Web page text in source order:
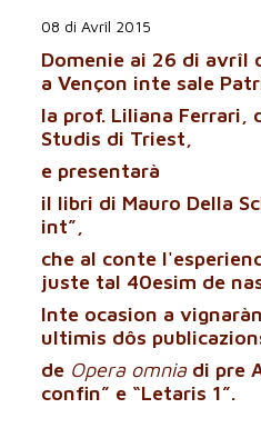
08 di Avrîl 2015
Domenie ai 26 di avrîl
a Vençon inte sale
la prof. Liliana Ferrari
Studis di Triest,
e presentarà
il libri di Mauro Della
int”
che al conte
juste tal 40esim de
Inte ocasion a
ultimis dôs
de Opera omniadi pre
confin” e “Letaris 1”.